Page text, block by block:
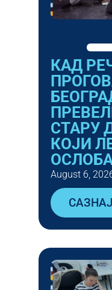
КАД
СТАРУ
КОЈИ
August 6,